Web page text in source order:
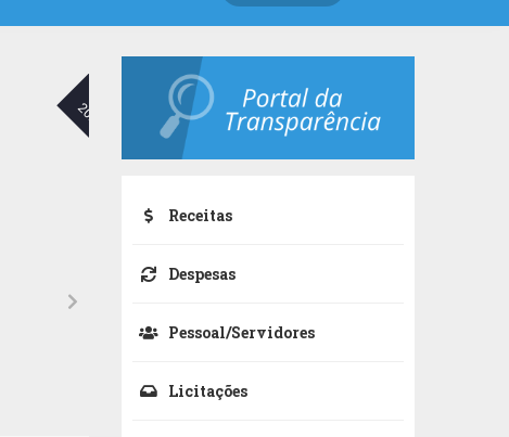
2024
Receitas
Despesas
Pessoal/Servidores
Licitações